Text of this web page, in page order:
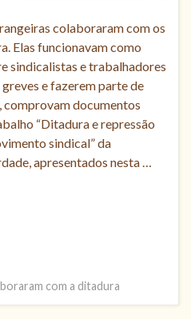
colaboraram com os
Elas funcionavam como
sindicalistas e trabalhadores
e fazerem parte de
comprovam documentos
“Ditadura e repressão
sindical” da
apresentados nesta …
com a ditadura